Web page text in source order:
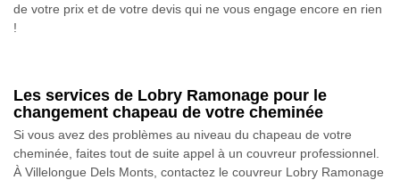
de votre prix et de votre devis qui ne vous engage encore en rien
!
Les services de Lobry Ramonage pour le
changement chapeau de votre cheminée
Si vous avez des problèmes au niveau du chapeau de votre
cheminée, faites tout de suite appel à un couvreur professionnel.
À Villelongue Dels Monts, contactez le couvreur Lobry Ramonage